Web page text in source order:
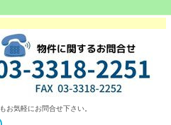
気軽にお問合せ下さい。